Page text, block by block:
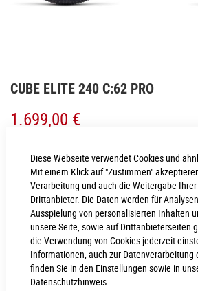
Diese Webseite verwendet Cookies und
Mit einem Klick auf "Zustimmen"
Verarbeitung und auch die Weitergabe
Drittanbieter. Die Daten werden für
Ausspielung von personalisierten Inhalten
unsere Seite, sowie auf Drittanbieterseiten
die Verwendung von Cookies jederzeit
Informationen, auch zur Datenverarbeitung
finden Sie in den Einstellungen sowie in
Datenschutzhinweis
Anfang
Bildgalerie
CUBE ELITE 240 C:62 PRO
1.699,00 €
141,58€(0% Finanzierungszeitraum 12
LIEFERZEIT
im Onlineshop erfragen
Dieser Artikel ist nicht verfügbar.
Für Anfragen zur Verfügbarkeit schreiben Sie uns
store-neumarkt.de